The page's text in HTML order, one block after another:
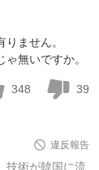
ません。
無いですか。
348 39
違反報告
技術が韓国に流